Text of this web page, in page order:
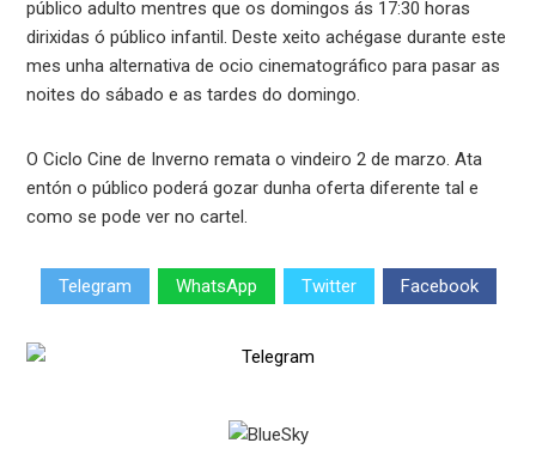
público adulto mentres que os domingos ás 17:30 horas
dirixidas ó público infantil. Deste xeito achégase durante este
mes unha alternativa de ocio cinematográfico para pasar as
noites do sábado e as tardes do domingo.
O Ciclo Cine de Inverno remata o vindeiro 2 de marzo. Ata
entón o público poderá gozar dunha oferta diferente tal e
como se pode ver no cartel.
Telegram WhatsApp Twitter Facebook